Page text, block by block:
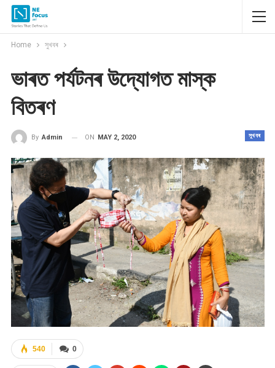
Home সুখবৰ
ভাৰত পৰ্যটনৰ উদ্যোগত মাস্ক
বিতৰণ
সুখবৰ
By Admin ON MAY 2, 2020
0
540